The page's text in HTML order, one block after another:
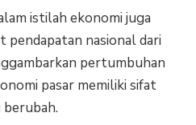
istilah ekonomi juga
pendapatan nasional dari
pertumbuhan
pasar memiliki sifat
berubah.